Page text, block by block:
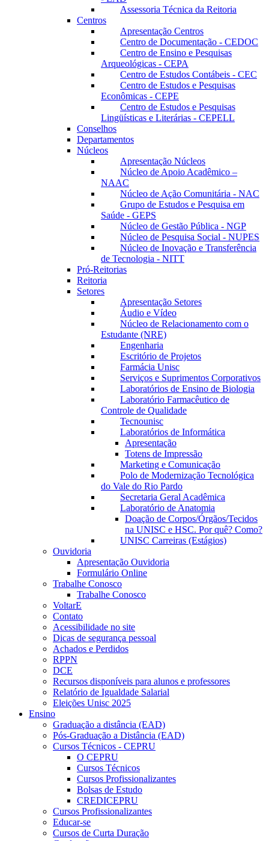
Assessoria Técnica da Reitoria
Centros
Apresentação Centros
Centro de Documentação - CEDOC
Centro de Ensino e Pesquisas
Arqueológicas - CEPA
Centro de Estudos Contábeis - CEC
Centro de Estudos e Pesquisas
Econômicas - CEPE
Centro de Estudos e Pesquisas
Lingüísticas e Literárias - CEPELL
Conselhos
Departamentos
Núcleos
Apresentação Núcleos
Núcleo de Apoio Acadêmico –
NAAC
Núcleo de Ação Comunitária - NAC
Grupo de Estudos e Pesquisa em
Saúde - GEPS
Núcleo de Gestão Pública - NGP
Núcleo de Pesquisa Social - NUPES
Núcleo de Inovação e Transferência
de Tecnologia - NITT
Pró-Reitorias
Reitoria
Setores
Apresentação Setores
Áudio e Vídeo
Núcleo de Relacionamento com o
Estudante (NRE)
Engenharia
Escritório de Projetos
Farmácia Unisc
Serviços e Suprimentos Corporativos
Laboratórios de Ensino de Biologia
Laboratório Farmacêutico de
Controle de Qualidade
Tecnounisc
Laboratórios de Informática
Apresentação
Totens de Impressão
Marketing e Comunicação
Polo de Modernização Tecnológica
do Vale do Rio Pardo
Secretaria Geral Acadêmica
Laboratório de Anatomia
Doação de Corpos/Órgãos/Tecidos
na UNISC e HSC. Por quê? Como?
UNISC Carreiras (Estágios)
Ouvidoria
Apresentação Ouvidoria
Formulário Online
Trabalhe Conosco
Trabalhe Conosco
VoltarE
Contato
Acessibilidade no site
Dicas de segurança pessoal
Achados e Perdidos
RPPN
DCE
Recursos disponíveis para alunos e professores
Relatório de Igualdade Salarial
Eleições Unisc 2025
Ensino
Graduação a distância (EAD)
Pós-Graduação a Distância (EAD)
Cursos Técnicos - CEPRU
O CEPRU
Cursos Técnicos
Cursos Profissionalizantes
Bolsas de Estudo
CREDICEPRU
Cursos Profissionalizantes
Educar-se
Cursos de Curta Duração